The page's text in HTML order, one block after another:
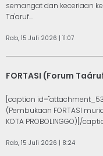
semangat dan keceriaan
Ta'aruf...
Rab, 15 Juli 2026 | 11:07
FORTASI (Forum
[caption
(Pembukaan FORTASI
KOTA PROBOLINGGO)[/
Rab, 15 Juli 2026 | 8:24